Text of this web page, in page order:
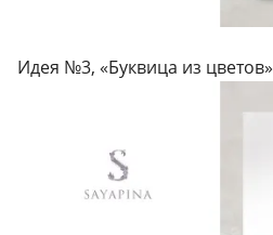
Идея №3, «Буквица из цветов»